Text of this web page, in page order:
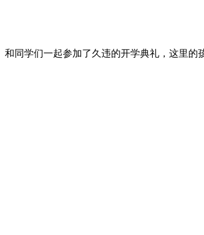
和同学们一起参加了久违的开学典礼，这里